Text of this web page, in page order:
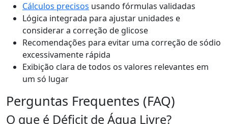
Cálculos precisos usando fórmulas validadas
Lógica integrada para ajustar unidades e
considerar a correção de glicose
Recomendações para evitar uma correção de sódio
excessivamente rápida
Exibição clara de todos os valores relevantes em
um só lugar
Perguntas Frequentes (FAQ)
O que é Déficit de Água Livre?